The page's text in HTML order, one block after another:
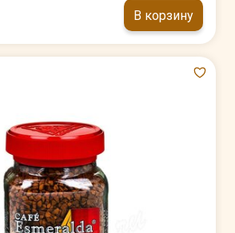
В корзину